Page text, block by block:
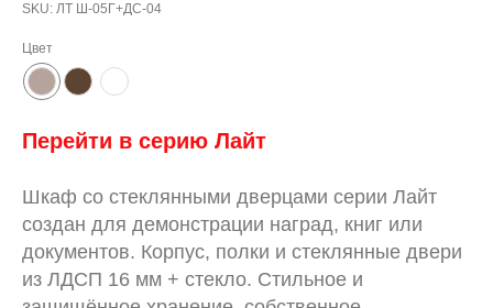
SKU: ЛТ Ш-05Г+ДС-04
Цвет
Перейти в серию Лайт
Шкаф со стеклянными дверцами серии Лайт
создан для демонстрации наград, книг или
документов. Корпус, полки и стеклянные двери
из ЛДСП 16 мм + стекло. Стильное и